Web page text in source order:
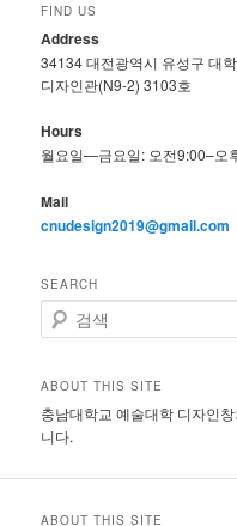
FIND US
Address
34134 대전광역시 유성구 대
디자인관(N9-2) 3103호
Hours
월요일—금요일: 오전9:00–오
Mail
cnudesign2019@gmail.com
SEARCH
검
색
ABOUT THIS SITE
충남대학교 예술대학 디자인
니다.
ABOUT THIS SITE